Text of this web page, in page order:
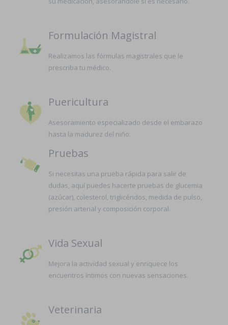
Formulación Magistral
Realizamos las fórmulas magistrales que le
prescriba tu médico.
Puericultura
Asesoramiento especializado desde el embarazo
hasta la madurez del niño.
Pruebas
Si necesitas una prueba rápida para salir de
dudas, aquí puedes hacerte pruebas de glucemia
(azúcar), colesterol, triglicéridos, medida de pulso,
presión arterial y composición corporal.
Vida Sexual
Mejora la actividad sexual y enriquece los
encuentros íntimos con nuevas sensaciones.
Veterinaria